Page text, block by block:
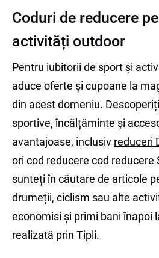
Coduri de reducere
activități outdoor
Pentru iubitorii de sport și
aduce oferte și cupoane la
din acest domeniu.
sportive, încălțăminte și
avantajoase, inclusiv reduceri
ori cod reducere cod reducere
sunteți în căutare de articole
drumeții, ciclism sau alte
economisi și primi bani înapoi
realizată prin Tipli.